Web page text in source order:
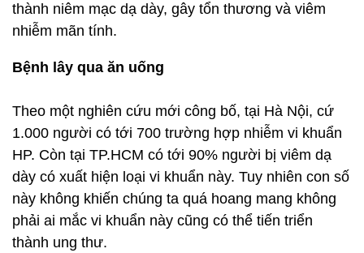
thành niêm mạc dạ dày, gây tổn thương và viêm
nhiễm mãn tính.
Bệnh lây qua ăn uống
Theo một nghiên cứu mới công bố, tại Hà Nội, cứ
1.000 người có tới 700 trường hợp nhiễm vi khuẩn
HP. Còn tại TP.HCM có tới 90% người bị viêm dạ
dày có xuất hiện loại vi khuẩn này. Tuy nhiên con số
này không khiến chúng ta quá hoang mang không
phải ai mắc vi khuẩn này cũng có thể tiến triển
thành ung thư.